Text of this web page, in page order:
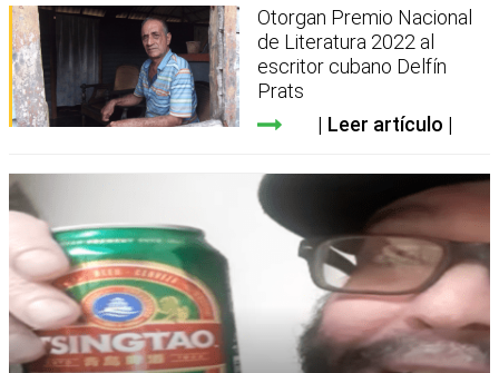
Otorgan Premio Nacional
de Literatura 2022 al
escritor cubano Delfín
Prats
Leer artículo